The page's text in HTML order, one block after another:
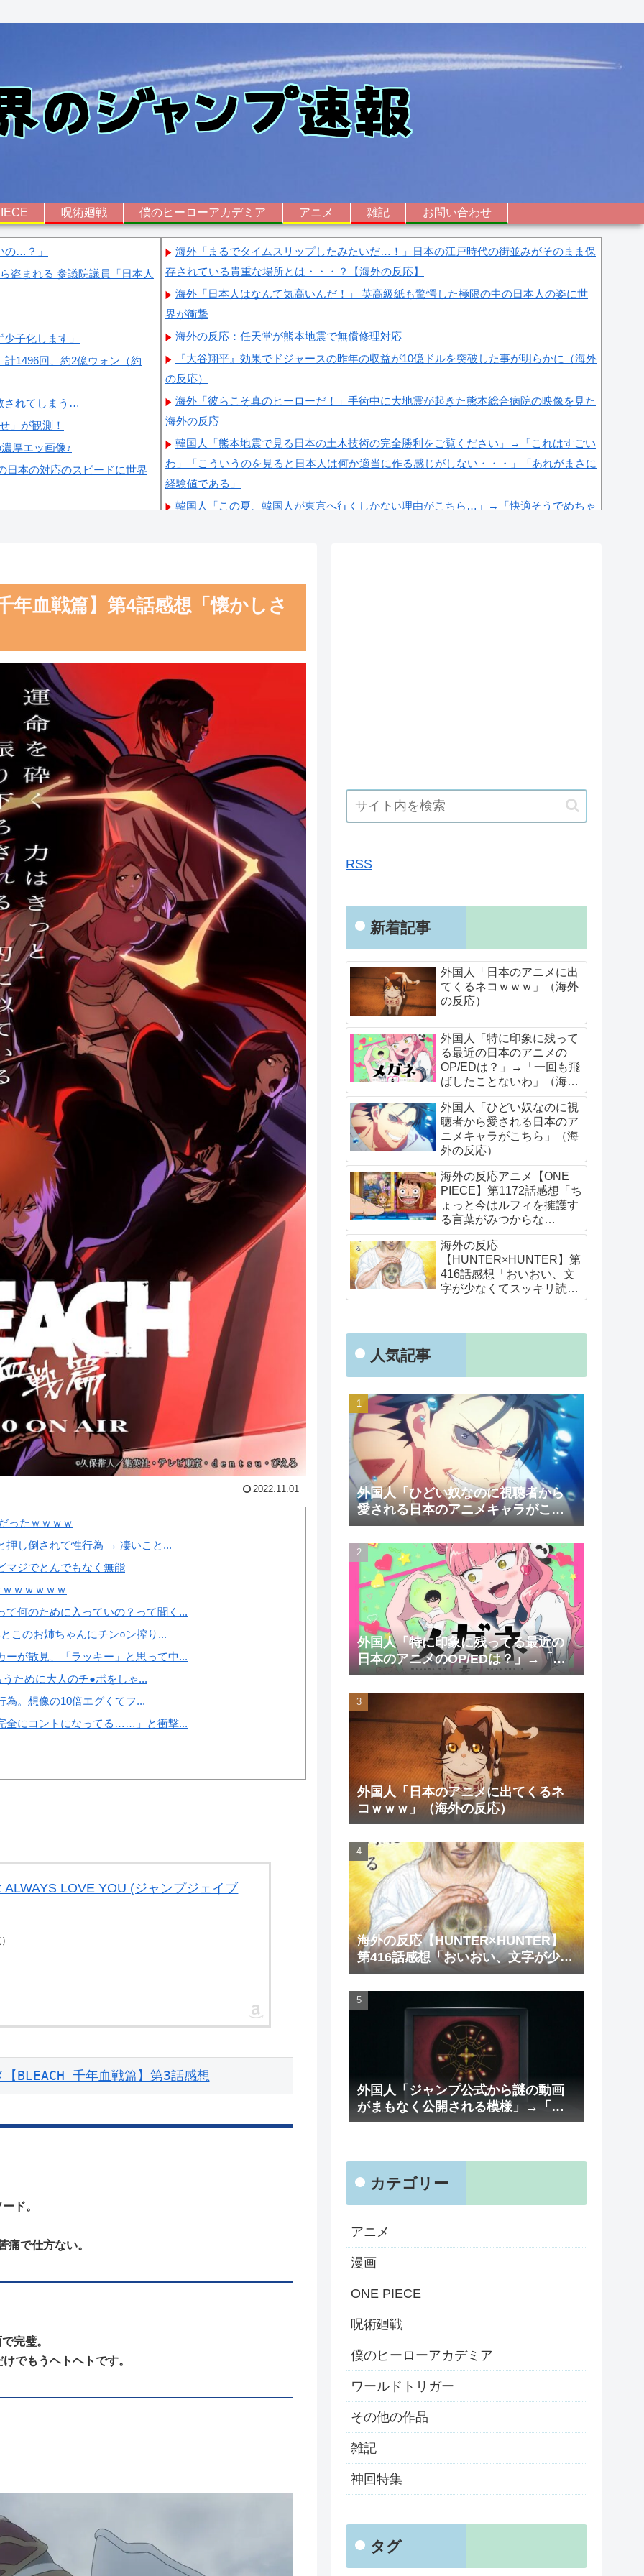
呪術廻戦 僕のヒーローアカデミア アニメ 雑記 お問い合わせ
の…？」
盗まれる 参議院議員「日本人
子化します」
1496回、約2億ウォン（約
されてしまう…
」が観測！
厚エッ画像♪
日本の対応のスピードに世界
海外「まるでタイムスリップしたみたいだ…！」日本の江戸時代の街並みがそのまま保
存されている貴重な場所とは・・・？【海外の反応】
海外「日本人はなんて気高いんだ！」 英高級紙も驚愕した極限の中の日本人の姿に世
界が衝撃
海外の反応：任天堂が熊本地震で無償修理対応
『大谷翔平』効果でドジャースの昨年の収益が10億ドルを突破した事が明らかに（海外
の反応）
海外「彼らこそ真のヒーローだ！」手術中に大地震が起きた熊本総合病院の映像を見た
海外の反応
韓国人「熊本地震で見る日本の土木技術の完全勝利をご覧ください」→「これはすごい
わ」「こういうのを見ると日本人は何か適当に作る感じがしない・・・」「あれがまさに
経験値である」
韓国人「この夏、韓国人が東京へ行くしかない理由がこちら…」→「快適そうでめちゃ
韓国人「韓国サッカー協会の性接待問題のとんでもない言い訳がこちら…」→「もはや
Powered by livedoor 相互RSS
血戦篇】第4話感想「懐かしさ
2022.11.01
ったｗｗｗｗ
押し倒されて性行為 → 凄いこと...
マジでとんでもなく無能
ｗｗｗｗｗ
何のために入っていの？って聞く...
このお姉ちゃんにチン○ン搾り...
が散見、「ラッキー」と思って中...
ために大人のチ●ポをしゃ...
為。想像の10倍エグくてフ...
全にコントになってる……」と衝撃...
LOVE YOU (ジャンプジェイブ
BLEACH 千年血戦篇】第3話感想
ド。
痛で仕方ない。
完璧。
でもうヘトヘトです。
RSS
新着記事
外国人「日本のアニメに出
てくるネコｗｗｗ」（海外
の反応）
外国人「特に印象に残って
る最近の日本のアニメの
OP/EDは？」→「一回も飛
ばしたことないわ」（海外
の反応）
外国人「ひどい奴なのに視
聴者から愛される日本のア
ニメキャラがこちら」（海
外の反応）
海外の反応アニメ【ONE
PIECE】第1172話感想「ち
ょっと今はルフィを擁護す
る言葉がみつからな
い･･･」
海外の反応
【HUNTER×HUNTER】第
416話感想「おいおい、文
字が少なくてスッキリ読め
るぞ！！」
人気記事
外国人「ひどい奴なのに視聴者から
愛される日本のアニメキャラがこち
ら」（海外の反応）
外国人「特に印象に残ってる最近の
日本のアニメのOP/EDは？」→「一
回も飛ばしたことないわ」（海外の
反応）
外国人「日本のアニメに出てくるネ
コｗｗｗ」（海外の反応）
海外の反応【HUNTER×HUNTER】
第416話感想「おいおい、文字が少な
くてスッキリ読めるぞ！！」
外国人「ジャンプ公式から謎の動画
がまもなく公開される模様」→「ま
さか本当にくるのか？！」（海外の
カテゴリー
アニメ
漫画
ONE PIECE
呪術廻戦
僕のヒーローアカデミア
ワールドトリガー
その他の作品
雑記
神回特集
タグ